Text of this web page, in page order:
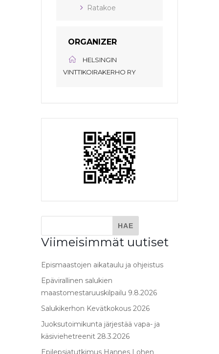
Ratakoe
ORGANIZER
HELSINGIN
VINTTIKOIRAKERHO RY
Viimeisimmät uutiset
Epismaastojen aikataulu ja ohjeistus
Epävirallinen salukien
maastomestaruuskilpailu 9.8.2026
Salukikerhon Kevätkokous 2026
Juoksutoimikunta järjestää vapa- ja
käsiviehetreenit 28.3.2026
Epilepsiatutkimus Hannes Lohen